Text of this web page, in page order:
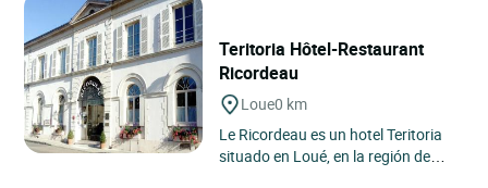
Teritoria Hôtel-Restaurant
Ricordeau
Loue0 km
Le Ricordeau es un hotel Teritoria
situado en Loué, en la región de